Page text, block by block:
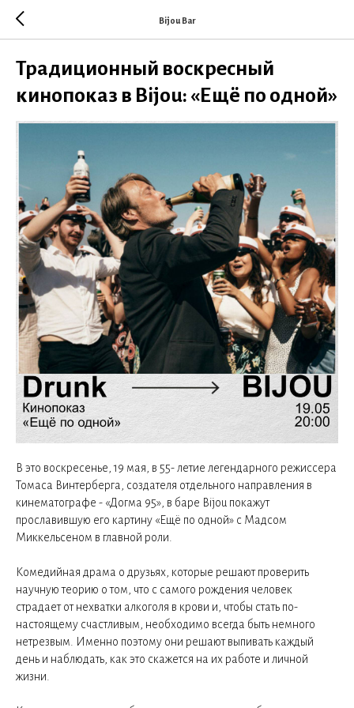
Bijou Bar
Традиционный воскресный
кинопоказ в Bijou: «Ещё по одной»
В это воскресенье, 19 мая, в 55- летие легендарного режиссера
Томаса Винтерберга, создателя отдельного направления в
кинематографе - «Догма 95», в баре Bijou покажут
прославившую его картину «Ещё по одной» с Мадсом
Миккельсеном в главной роли.
Комедийная драма о друзьях, которые решают проверить
научную теорию о том, что с самого рождения человек
страдает от нехватки алкоголя в крови и, чтобы стать по-
настоящему счастливым, необходимо всегда быть немного
нетрезвым. Именно поэтому они решают выпивать каждый
день и наблюдать, как это скажется на их работе и личной
жизни.